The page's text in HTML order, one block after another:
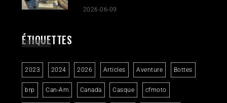
2026-06-09
ÉTIQUETTES
2023 2024 2026 Articles Aventure Bottes
brp Can-Am Canada Casque cfmoto